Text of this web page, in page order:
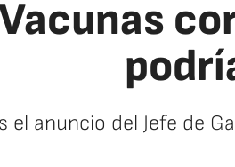
el anuncio del Jefe de